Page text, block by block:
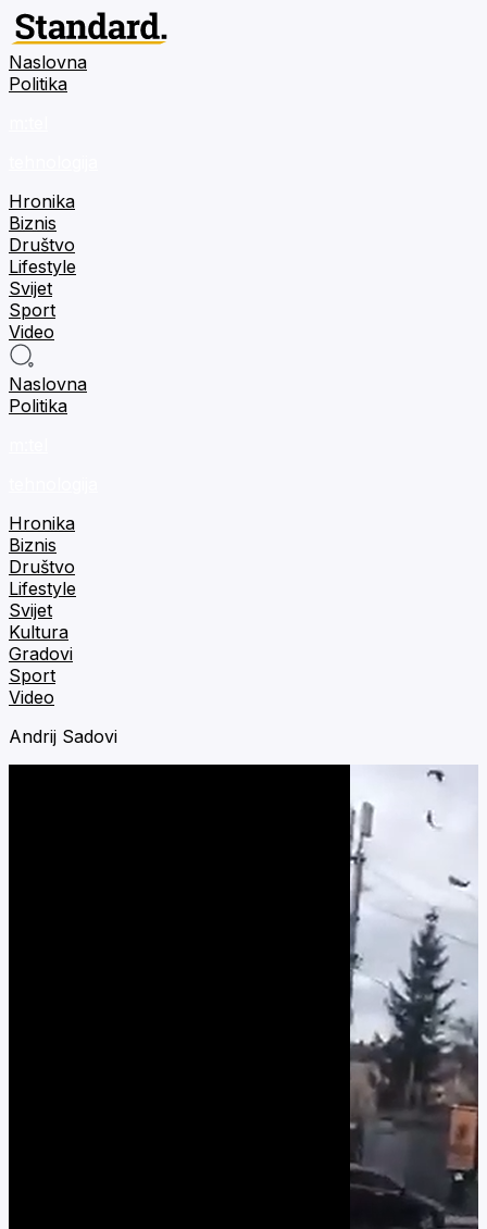
Naslovna
Politika
Hronika
Biznis
Društvo
Lifestyle
Svijet
Sport
Video
Naslovna
Politika
Hronika
Biznis
Društvo
Lifestyle
Svijet
Kultura
Gradovi
Sport
Video
Andrij Sadovi